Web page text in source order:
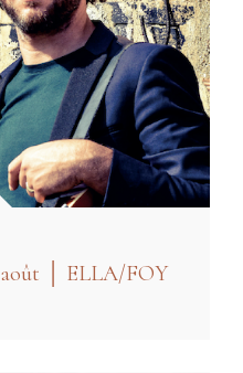
août │ ELLA/FOY